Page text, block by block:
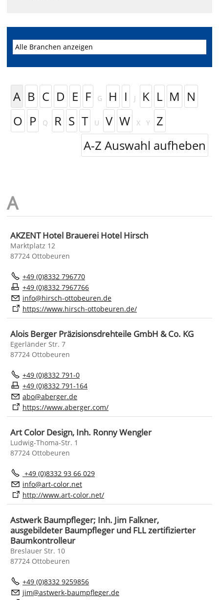
A B C D E F G H I J K L M N
O P Q R S T U V W X Y
Z
A-Z Auswahl aufheben
AKZENT Hotel Brauerei Hotel Hirsch
Marktplatz 12
87724 Ottobeuren
+49 (0)8332 796770
+49 (0)8332 7967766
nf
h rsch- tt b r n d
https://www.hirsch-ottobeuren.de/
Alois Berger Präzisionsdrehteile GmbH & Co. KG
Egerländer Str. 7
87724 Ottobeuren
+49 (0)8332 791-0
+49 (0)8332 791-164
b
b rg r d
https://www.aberger.com/
Art Color Design, Inh. Ronny Wengler
Ludwig-Thoma-Str. 1
87724 Ottobeuren
+49 (0)8332 93 66 029
nf
rt-c l r n t
http://www.art-color.net/
Astwerk Baumpfleger; Inh. Jim Falkner,
ausgebildeter Baumpfleger und FLL zertifizierter
Baumkontrolleur
Breslauer Str. 10
87724 Ottobeuren
+49 (0)8332 9259856
j m stw rk-b mpfl g r d